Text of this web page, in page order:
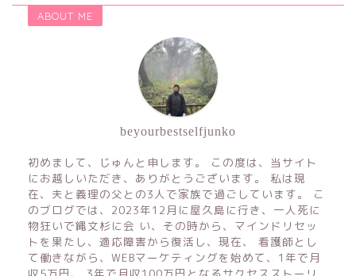
ABOUT ME
beyourbestselfjunko
初めまして、じゅんと申します。 この度は、当サイト
にお越しいただき、ありがとうございます。 私は現
在、夫と義理の父との3人で家族で過ごしています。 こ
のブログでは、2023年12月に屋久島に行き、一人死に
物狂いで縄文杉に会 い、その時から、マインドリセッ
トを果たし、適応障害から復活し、現在、 看護師とし
て働きながら、WEBマーケティングを始めて、1年で月